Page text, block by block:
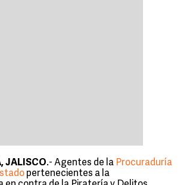
JALISCO.- Agentes de la Procuraduría
pertenecientes a la